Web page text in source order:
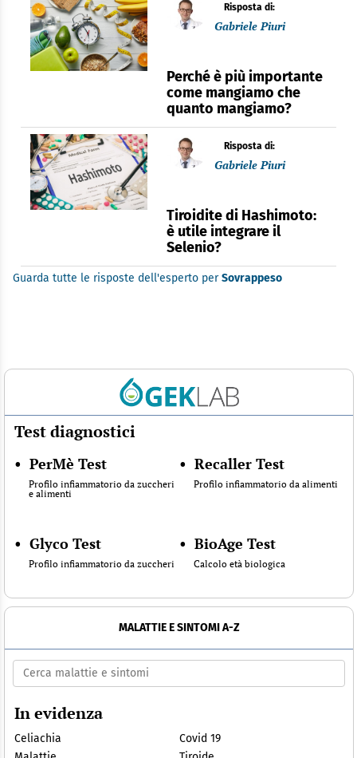
Risposta di:
Gabriele Piuri
Perché è più importante
come mangiamo che
quanto mangiamo?
Risposta di:
Gabriele Piuri
Tiroidite di Hashimoto:
è utile integrare il
Selenio?
Guarda tutte le risposte dell'esperto perSovrappeso
Test diagnostici
• PerMè Test
Profilo infiammatorio da zuccheri
e alimenti
• Recaller Test
Profilo infiammatorio da alimenti
• Glyco Test
Profilo infiammatorio da zuccheri
• BioAge Test
Calcolo età biologica
MALATTIE E SINTOMI A-Z
In evidenza
Celiachia
Covid 19